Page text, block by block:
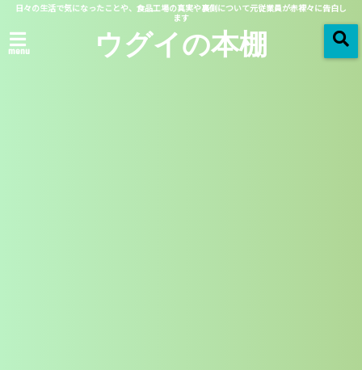
日々の生活で気になったことや、食品工場の真実や裏側について元従業員が赤裸々に告白し
ます
menu ウグイの本棚